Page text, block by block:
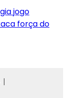
jogo
força do
|